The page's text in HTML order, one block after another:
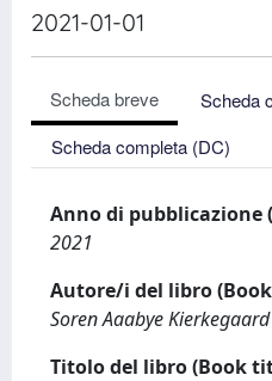
2021-01-01
Scheda breve
Scheda
Scheda completa (DC)
Anno di pubblicazione
2021
Autore/i del libro
Soren Aaabye Kierkegaard
Titolo del libro (Book